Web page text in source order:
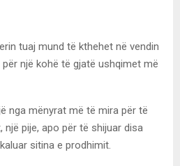
tuaj mund të kthehet në vendin
një kohë të gjatë ushqimet më
nga mënyrat më të mira për të
pije, apo për të shijuar disa
sitina e prodhimit.